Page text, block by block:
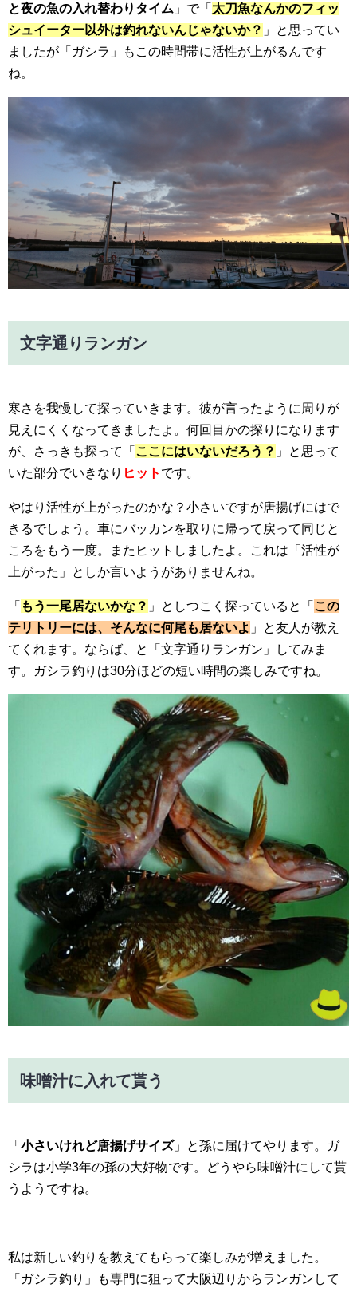
と夜の魚の入れ替わりタイム 」で「 太刀魚なんかのフィッ
シュイーター以外は釣れないんじゃないか？ 」と思ってい
ましたが「ガシラ」もこの時間帯に活性が上がるんです
ね。
文字通りランガン
寒さを我慢して探っていきます。彼が言ったように周りが
見えにくくなってきましたよ。何回目かの探りになります
が、さっきも探って「 ここにはいないだろう？ 」と思って
いた部分でいきなり ヒット です。
やはり活性が上がったのかな？小さいですが唐揚げにはで
きるでしょう。車にバッカンを取りに帰って戻って同じと
ころをもう一度。またヒットしましたよ。これは「活性が
上がった」としか言いようがありませんね。
「 もう一尾居ないかな？ 」としつこく探っていると「 この
テリトリーには、そんなに何尾も居ないよ 」と友人が教え
てくれます。ならば、と「文字通りランガン」してみま
す。ガシラ釣りは30分ほどの短い時間の楽しみですね。
味噌汁に入れて貰う
「 小さいけれど唐揚げサイズ」と孫に届けてやります。ガ
シラは小学3年の孫の大好物です。どうやら味噌汁にして貰
うようですね。
私は新しい釣りを教えてもらって楽しみが増えました。
「ガシラ釣り」も専門に狙って大阪辺りからランガンして